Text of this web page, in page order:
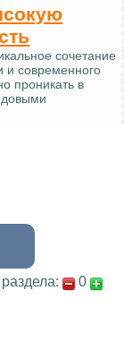
сочетание
и современного
проникать в
0